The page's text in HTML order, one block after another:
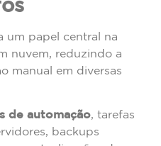
um papel central na
nuvem, reduzindo a
manual em diversas
de automação, tarefas
backups